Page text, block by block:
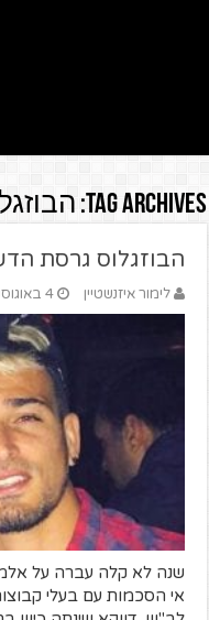
Tag Archives:
הבוזגלוס גרסת
לימור איזנשטיין 4 באוגוסט 2019
שנה לא קלה עברה על
אי הסכמות עם בעלי